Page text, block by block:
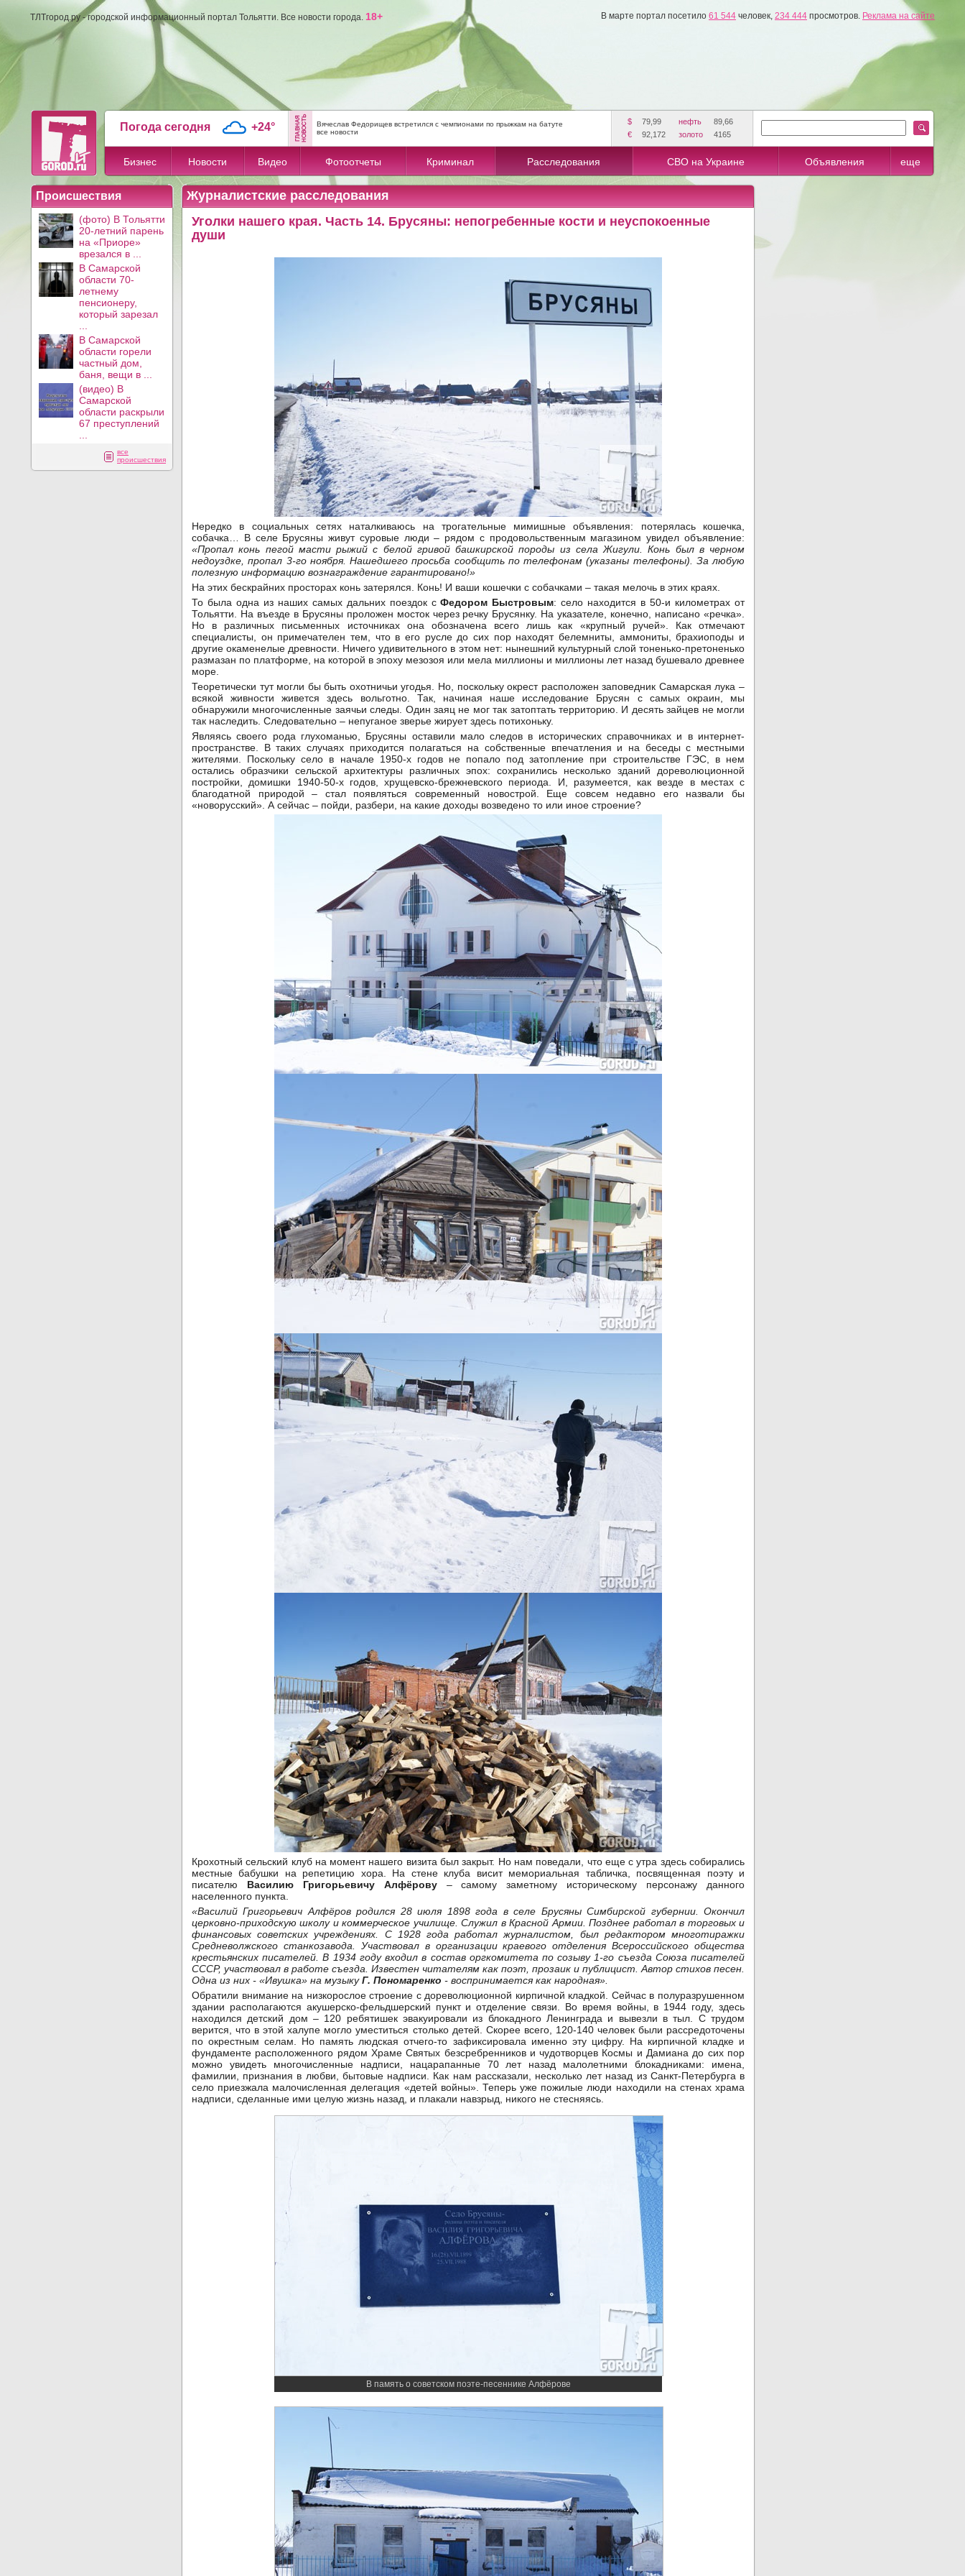
ТЛТгород.ру - городской информационный портал Тольятти. Все новости города. 18+ В марте портал посетило 61 544 человек, 234 444 просмотров. Реклама на сайте
Погода сегодня +24°
Вячеслав Федорищев встретился с чемпионами по прыжкам на батуте
все новости
$ 79,99 нефть
89,66
€
92,172 золото 4165
Бизнес Новости Видео Фотоотчеты Криминал Расследования СВО на Украине Объявления еще
Происшествия
(фото) В Тольятти
20-летний парень
на «Приоре»
врезался в ...
В Самарской
области 70-
летнему
пенсионеру,
который зарезал
В Самарской
области горели
частный дом,
баня, вещи в ...
(видео) В
Самарской
области раскрыли
67 преступлений
все
происшествия
Журналистские расследования
Уголки нашего края. Часть 14. Брусяны: непогребенные кости и неуспокоенные
души
Нередко в социальных сетях наталкиваюсь на трогательные мимишные объявления: потерялась кошечка,
собачка… В селе Брусяны живут суровые люди – рядом с продовольственным магазином увидел объявление:
«Пропал конь пегой масти рыжий с белой гривой башкирской породы из села Жигули. Конь был в черном
недоуздке, пропал 3-го ноября. Нашедшего просьба сообщить по телефонам (указаны телефоны). За любую
полезную информацию вознаграждение гарантировано!»
На этих бескрайних просторах конь затерялся. Конь! И ваши кошечки с собачками – такая мелочь в этих краях.
То была одна из наших самых дальних поездок сФедором Быстровым: село находится в 50-и километрах от
Тольятти. На въезде в Брусяны проложен мосток через речку Брусянку. На указателе, конечно, написано «речка».
Но в различных письменных источниках она обозначена всего лишь как «крупный ручей». Как отмечают
специалисты, он примечателен тем, что в его русле до сих пор находят белемниты, аммониты, брахиоподы и
другие окаменелые древности. Ничего удивительного в этом нет: нынешний культурный слой тоненько-претоненько
размазан по платформе, на которой в эпоху мезозоя или мела миллионы и миллионы лет назад бушевало древнее
море.
Теоретически тут могли бы быть охотничьи угодья. Но, поскольку окрест расположен заповедник Самарская лука –
всякой живности живется здесь вольготно. Так, начиная наше исследование Брусян с самых окраин, мы
обнаружили многочисленные заячьи следы. Один заяц не мог так затоптать территорию. И десять зайцев не могли
так наследить. Следовательно – непуганое зверье жирует здесь потихоньку.
Являясь своего рода глухоманью, Брусяны оставили мало следов в исторических справочниках и в интернет-
пространстве. В таких случаях приходится полагаться на собственные впечатления и на беседы с местными
жителями. Поскольку село в начале 1950-х годов не попало под затопление при строительстве ГЭС, в нем
остались образчики сельской архитектуры различных эпох: сохранились несколько зданий дореволюционной
постройки, домишки 1940-50-х годов, хрущевско-брежневского периода. И, разумеется, как везде в местах с
благодатной природой – стал появляться современный новострой. Еще совсем недавно его назвали бы
«новорусский». А сейчас – пойди, разбери, на какие доходы возведено то или иное строение?
Крохотный сельский клуб на момент нашего визита был закрыт. Но нам поведали, что еще с утра здесь собирались
местные бабушки на репетицию хора. На стене клуба висит мемориальная табличка, посвященная поэту и
писателю Василию Григорьевичу Алфёрову– самому заметному историческому персонажу данного
населенного пункта.
«Василий Григорьевич Алфёров родился 28 июля 1898 года в селе Брусяны Симбирской губернии. Окончил
церковно-приходскую школу и коммерческое училище. Служил в Красной Армии. Позднее работал в торговых и
финансовых советских учреждениях. С 1928 года работал журналистом, был редактором многотиражки
Средневолжского станкозавода. Участвовал в организации краевого отделения Всероссийского общества
крестьянских писателей. В 1934 году входил в состав оргкомитета по созыву 1-го съезда Союза писателей
СССР, участвовал в работе съезда. Известен читателям как поэт, прозаик и публицист. Автор стихов песен.
Одна из них - «Ивушка» на музыкуГ. Пономаренко - воспринимается как народная».
Обратили внимание на низкорослое строение с дореволюционной кирпичной кладкой. Сейчас в полуразрушенном
здании располагаются акушерско-фельдшерский пункт и отделение связи. Во время войны, в 1944 году, здесь
находился детский дом – 120 ребятишек эвакуировали из блокадного Ленинграда и вывезли в тыл. С трудом
верится, что в этой халупе могло уместиться столько детей. Скорее всего, 120-140 человек были рассредоточены
по окрестным селам. Но память людская отчего-то зафиксировала именно эту цифру. На кирпичной кладке и
фундаменте расположенного рядом Храме Святых безсребренников и чудотворцев Космы и Дамиана до сих пор
можно увидеть многочисленные надписи, нацарапанные 70 лет назад малолетними блокадниками: имена,
фамилии, признания в любви, бытовые надписи. Как нам рассказали, несколько лет назад из Санкт-Петербурга в
село приезжала малочисленная делегация «детей войны». Теперь уже пожилые люди находили на стенах храма
надписи, сделанные ими целую жизнь назад, и плакали навзрыд, никого не стесняясь.
В память о советском поэте-песеннике Алфёрове